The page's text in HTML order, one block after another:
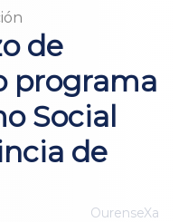
de
programa
Social
de
OurenseXa